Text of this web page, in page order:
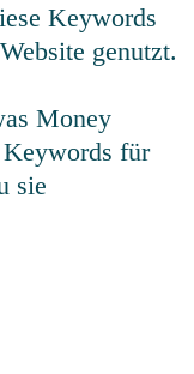
Keywords
genutzt.
Money
für
sie